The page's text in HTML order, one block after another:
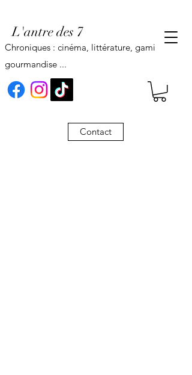
L'antre des 7
Contact
Chroniques : cinéma, littérature, gaming,
gourmandise ...